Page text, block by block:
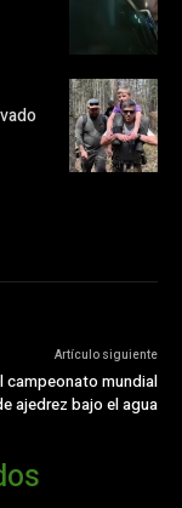
Artículo siguiente
campeonato mundial
ajedrez bajo el agua